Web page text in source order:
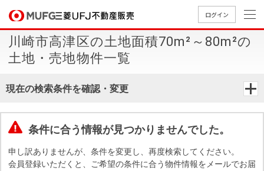
ログイン
買いたいTOP
売りたいTOP
店舗案内TOP
会社情報TOP
採用情報TOP
買いたい
売りたい
店舗案内
会社情報
川崎市高津区の土地面積70m²～80m²の
土地・売地物件一覧
現在の検索条件を確認・変更
条件に合う情報が見つかりませんでした。
申し訳ありませんが、条件を変更し、再度検索してください。
会員登録いただくと、ご希望の条件に合う物件情報をメールでお届